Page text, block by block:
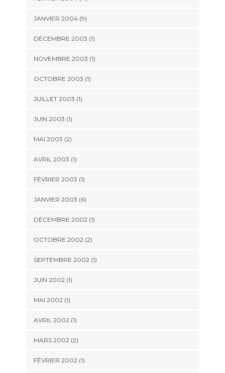
JANVIER 2004 (9)
DÉCEMBRE 2003 (1)
NOVEMBRE 2003 (1)
OCTOBRE 2003 (1)
JUILLET 2003 (1)
JUIN 2003 (1)
MAI 2003 (2)
AVRIL 2003 (1)
FÉVRIER 2003 (1)
JANVIER 2003 (6)
DÉCEMBRE 2002 (1)
OCTOBRE 2002 (2)
SEPTEMBRE 2002 (1)
JUIN 2002 (1)
MAI 2002 (1)
AVRIL 2002 (1)
MARS 2002 (2)
FÉVRIER 2002 (1)